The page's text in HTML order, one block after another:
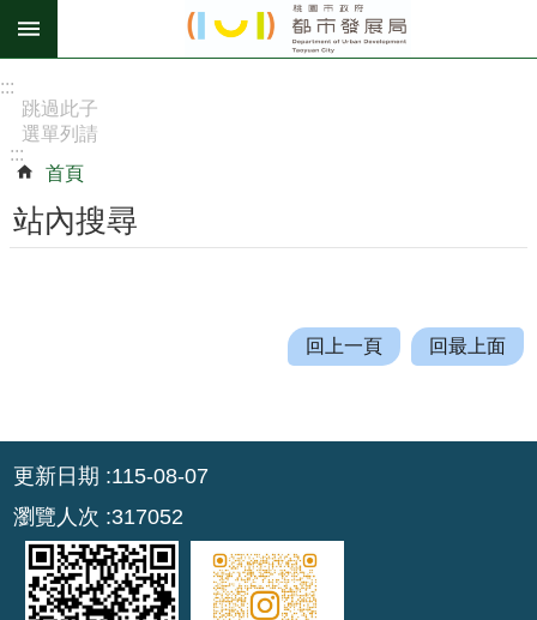
跳到主要內容區塊
階
搜
尋
識
我
們
機
關
通
:::
跳過此子
選單列請
[Enter]，
繼續則按
[Tab]
:::
首頁
站內搜尋
回上一頁 回最上面
更新日期
115-08-07
瀏覽人次
317052